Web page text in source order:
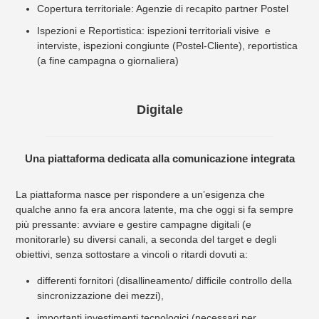
Copertura territoriale: Agenzie di recapito partner Postel
Ispezioni e Reportistica: ispezioni territoriali visive e
interviste, ispezioni congiunte (Postel-Cliente), reportistica
(a fine campagna o giornaliera)
Digitale
Una piattaforma dedicata alla comunicazione integrata
La piattaforma nasce per rispondere a un’esigenza che
qualche anno fa era ancora latente, ma che oggi si fa sempre
più pressante: avviare e gestire campagne digitali (e
monitorarle) su diversi canali, a seconda del target e degli
obiettivi, senza sottostare a vincoli o ritardi dovuti a:
differenti fornitori (disallineamento/ difficile controllo della
sincronizzazione dei mezzi),